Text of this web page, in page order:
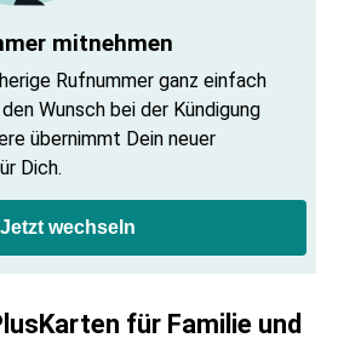
mitnehmen
Rufnummer ganz einfach
Wunsch bei der Kündigung
übernimmt Dein neuer
Dich.
Jetzt wechseln
für Familie und